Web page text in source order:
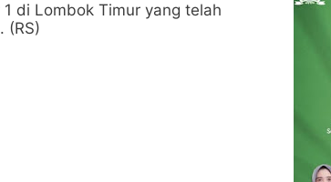
di Lombok Timur yang telah
(RS)